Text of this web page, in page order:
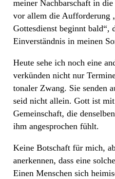
meiner Nachbarschaft in
vor allem die Aufforderung
Gottesdienst beginnt bald“,
Einverständnis in meinen
Heute sehe ich noch eine
verkünden nicht nur
tonaler Zwang. Sie senden
seid nicht allein. Gott ist
Gemeinschaft, die
ihm angesprochen fühlt.
Keine Botschaft für mich,
anerkennen, dass eine
Einen Menschen sich